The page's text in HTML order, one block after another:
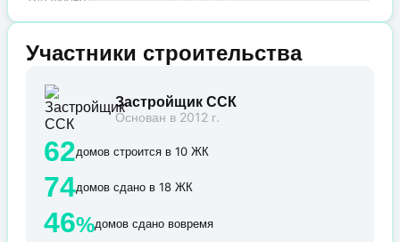
Участники строительства
Застройщик ССК
Основан в 2012 г.
62домов строится в 10 ЖК
74домов сдано в 18 ЖК
46%домов сдано вовремя